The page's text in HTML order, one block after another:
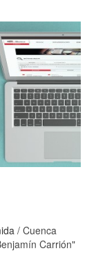
/ Cuenca
Carrión"